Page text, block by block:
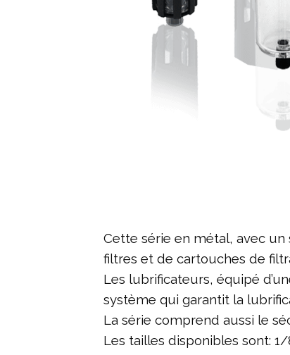
Cette série en métal, avec
filtres et de cartouches de
Les lubrificateurs, équipé
système qui garantit la
La série comprend aussi le
Les tailles disponibles sont: 1/